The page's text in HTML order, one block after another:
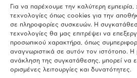
Για να παρέχουμε την καλύτερη εμπειρία,
τεχνολογίες όπως cookies για την
σε πληροφορίες συσκευών. Η
τεχνολογίες θα μας επιτρέψει να
προσωπικού χαρακτήρα, όπως
αναγνωριστικά σε αυτόν τον ιστότοπο.
ανάκληση της συγκατάθεσης, μπορεί να
ορισμένες λειτουργίες και δυνατότητες.